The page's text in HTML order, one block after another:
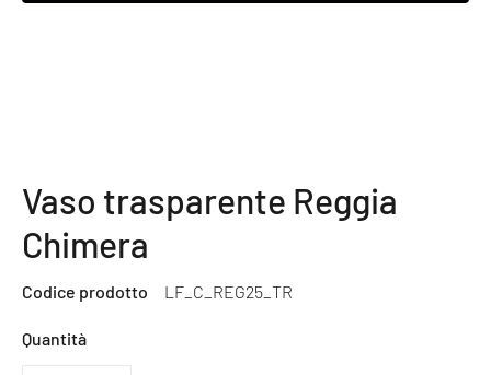
Vaso trasparente Reggia
Chimera
Codice prodotto LF_C_REG25_TR
Quantità